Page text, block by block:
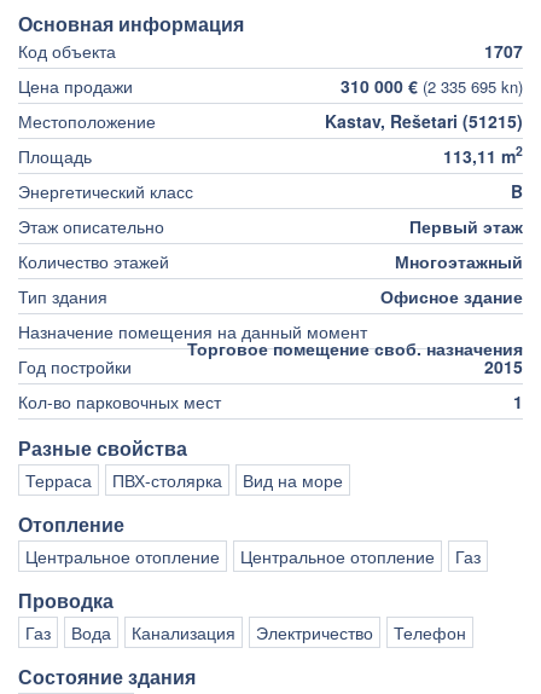
Основная информация
Код объекта
1707
Цена продажи
310 000 € (2 335 695 kn)
Местоположение
Kastav, Rešetari (51215)
Площадь
113,11 m2
Энергетический класс
B
Этаж описательно
Первый этаж
Количество этажей
Многоэтажный
Тип здания
Офисное здание
Назначение помещения на данный момент
Торговое помещение своб. назначения
Год постройки
2015
Кол-во парковочных мест
1
Разные свойства
Терраса ПВХ-столярка Вид на море
Отопление
Центральное отопление Центральное отопление Газ
Проводка
Газ Вода Канализация Электричество Телефон
Состояние здания